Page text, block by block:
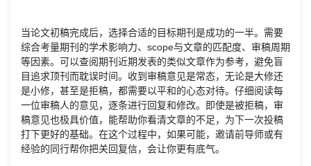
当论文初稿完成后，选择合适的目标期刊是成功的一半。需要
综合考量期刊的学术影响力、scope与文章的匹配度、审稿周期
等因素。可以查阅期刊近期发表的类似文章作为参考，避免盲
目追求顶刊而耽误时间。收到审稿意见是常态，无论是大修还
是小修，甚至是拒稿，都需要以平和的心态对待。仔细阅读每
一位审稿人的意见，逐条进行回复和修改。即使是被拒稿，审
稿意见也极具价值，能帮助你看清文章的不足，为下一次投稿
打下更好的基础。在这个过程中，如果可能，邀请前导师或有
经验的同行帮你把关回复信，会让你更有底气。